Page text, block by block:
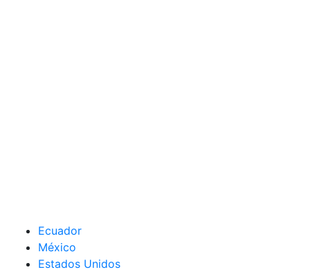
Ecuador
México
Estados Unidos